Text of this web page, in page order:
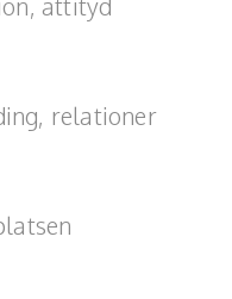
relationer